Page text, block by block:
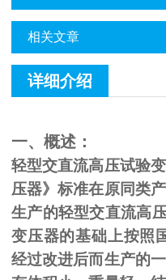
相关文章
详细介绍
一、概述：
轻型交直流高压试验
压器》标准在原同类
生产的轻型交直流高
变压器的基础上按照
经过改进后而生产的